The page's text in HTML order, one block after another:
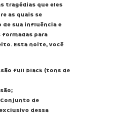
tragédias que eles
as quais se
de sua influência e
formadas para
Esta noite, você
full black (tons de
Conjunto de
dessa